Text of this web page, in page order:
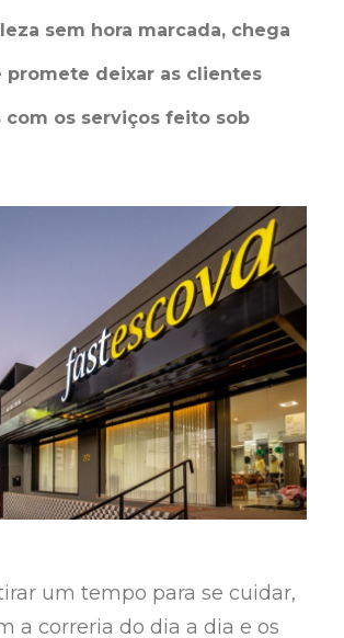
sem hora marcada, chega
promete deixar as clientes
com os serviços feito sob
um tempo para se cuidar,
a correria do dia a dia e os